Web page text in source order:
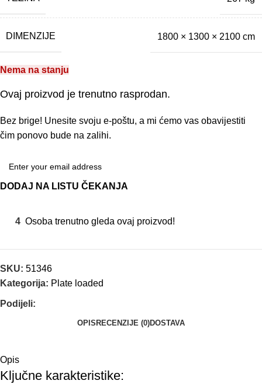
DIMENZIJE 1800 × 1300 × 2100 cm
Nema na stanju
Ovaj proizvod je trenutno rasprodan.
Bez brige! Unesite svoju e-poštu, a mi ćemo vas obavijestiti
čim ponovo bude na zalihi.
DODAJ NA LISTU ČEKANJA
4 Osoba trenutno gleda ovaj proizvod!
SKU: 51346
Kategorija: Plate loaded
Podijeli:
OPIS RECENZIJE (0)DOSTAVA
Opis
Ključne karakteristike: